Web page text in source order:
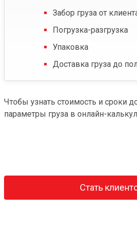
Забор груза от
Погрузка-разгрузка
Упаковка
Доставка груза до
Чтобы узнать стоимость и сроки
параметры груза в онлайн-
Стать